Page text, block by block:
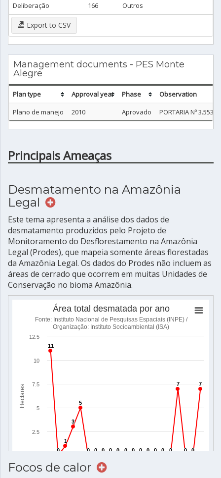
Deliberação 166 Outros
Export to CSV
Management documents - PES Monte
Alegre
Plan type Approval year Phase
Observation
Plano de manejo
2010 Aprovado PORTARIA Nº 3.553/
Principais Ameaças
Desmatamento na Amazônia
Legal
Este tema apresenta a análise dos dados de
desmatamento produzidos pelo Projeto de
Monitoramento do Desflorestamento na Amazônia
Legal (Prodes), que mapeia somente áreas florestadas
da Amazônia Legal. Os dados do Prodes não incluem as
áreas de cerrado que ocorrem em muitas Unidades de
Conservação no bioma Amazônia.
Focos de calor